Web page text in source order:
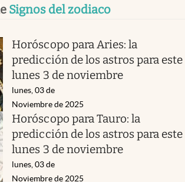
Signos del zodiaco
Horóscopo para Aries: la
predicción de los astros para este
lunes 3 de noviembre
lunes, 03 de
Noviembre de 2025
Horóscopo para Tauro: la
predicción de los astros para este
lunes 3 de noviembre
lunes, 03 de
Noviembre de 2025